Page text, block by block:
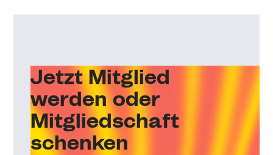
Jetzt Mitglied
werden oder
Mitgliedschaft
schenken